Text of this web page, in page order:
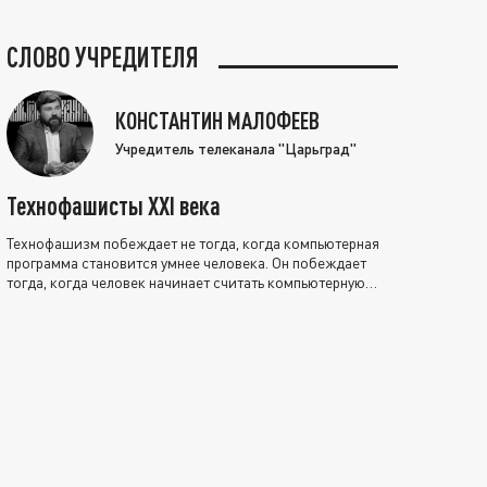
СЛОВО УЧРЕДИТЕЛЯ
КОНСТАНТИН МАЛОФЕЕВ
Учредитель телеканала "Царьград"
Технофашисты XXI века
Технофашизм побеждает не тогда, когда компьютерная
программа становится умнее человека. Он побеждает
тогда, когда человек начинает считать компьютерную